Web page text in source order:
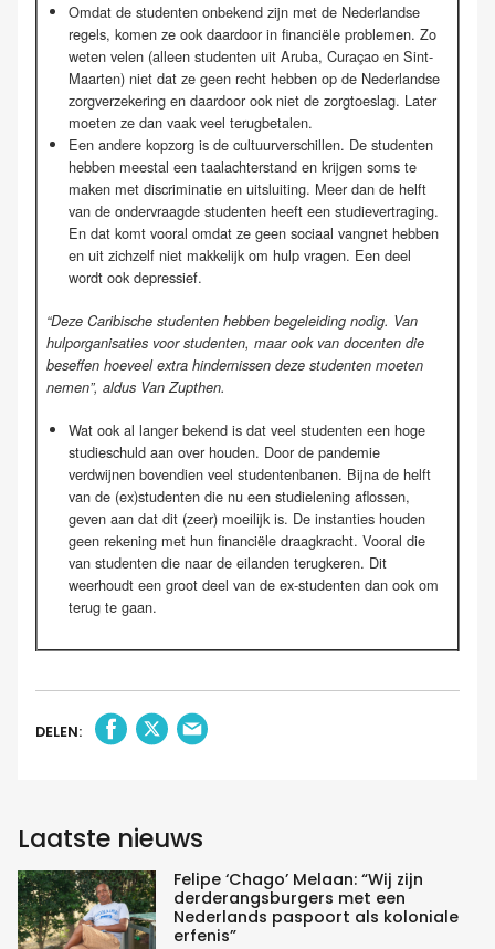
Omdat de studenten onbekend zijn met de Nederlandse
regels, komen ze ook daardoor in financiële problemen. Zo
weten velen (alleen studenten uit Aruba, Curaçao en Sint-
Maarten) niet dat ze geen recht hebben op de Nederlandse
zorgverzekering en daardoor ook niet de zorgtoeslag. Later
moeten ze dan vaak veel terugbetalen.
Een andere kopzorg is de cultuurverschillen. De studenten
hebben meestal een taalachterstand en krijgen soms te
maken met discriminatie en uitsluiting. Meer dan de helft
van de ondervraagde studenten heeft een studievertraging.
En dat komt vooral omdat ze geen sociaal vangnet hebben
en uit zichzelf niet makkelijk om hulp vragen. Een deel
wordt ook depressief.
“Deze Caribische studenten hebben begeleiding nodig. Van
hulporganisaties voor studenten, maar ook van docenten die
beseffen hoeveel extra hindernissen deze studenten moeten
nemen”, aldus Van Zupthen.
Wat ook al langer bekend is dat veel studenten een hoge
studieschuld aan over houden. Door de pandemie
verdwijnen bovendien veel studentenbanen. Bijna de helft
van de (ex)studenten die nu een studielening aflossen,
geven aan dat dit (zeer) moeilijk is. De instanties houden
geen rekening met hun financiële draagkracht. Vooral die
van studenten die naar de eilanden terugkeren. Dit
weerhoudt een groot deel van de ex-studenten dan ook om
terug te gaan.
DELEN:
Laatste nieuws
Felipe ‘Chago’ Melaan: “Wij zijn
derderangsburgers met een
Nederlands paspoort als koloniale
erfenis”